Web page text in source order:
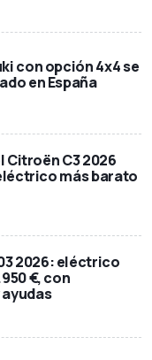
con opción 4x4 se
en España
Citroën C3 2026
más barato
2026: eléctrico
€, con